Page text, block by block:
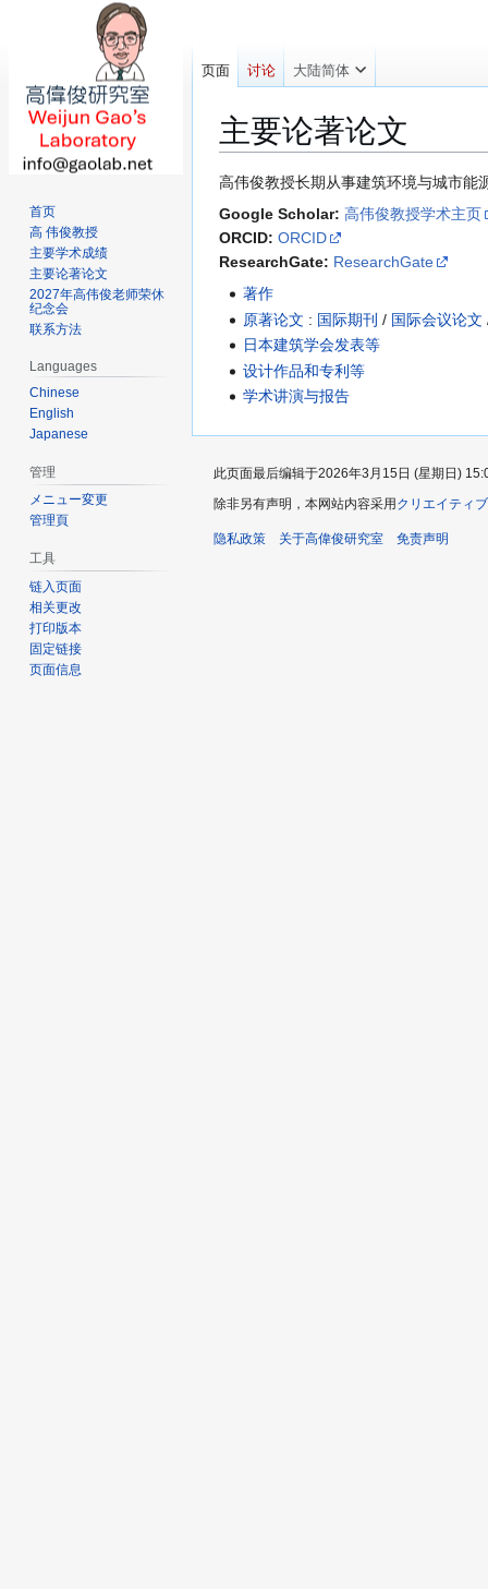
主要论著论文
跳
转
到
导
跳
转
到
搜
高伟俊教授长期从事建筑环境与城市能
Google Scholar: 高伟俊教授学术主页
ORCID: ORCID
ResearchGate: ResearchGate
著作
原著论文 : 国际期刊 / 国际会议论文
日本建筑学会发表等
设计作品和专利等
学术讲演与报告
页面 讨论 大陆简体
首页
高 伟俊教授
主要学术成绩
主要论著论文
2027年高伟俊老师荣休
纪念会
联系方法
Languages
Chinese
English
Japanese
管理
メニュー変更
管理頁
工具
链入页面
相关更改
打印版本
固定链接
页面信息
此页面最后编辑于2026年3月15日 (星期日)
除非另有声明，本网站内容采用 クリエイティ
隐私政策 关于高偉俊研究室 免责声明